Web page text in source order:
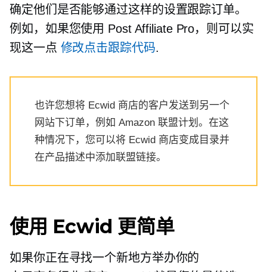
确定他们是否能够通过这样的设置跟踪订单。
例如，如果您使用 Post Affiliate Pro，则可以实
现这一点 修改点击跟踪代码.
也许您想将 Ecwid 商店的客户发送到另一个
网站下订单，例如 Amazon 联盟计划。在这
种情况下，您可以将 Ecwid 商店变成目录并
在产品描述中添加联盟链接。
使用 Ecwid 更简单
如果你正在寻找一个新地方举办你的